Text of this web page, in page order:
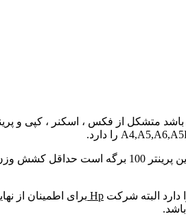
متشکل از فکس ، اسکنر ، کپی و
Hp